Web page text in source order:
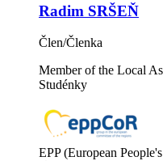
Radim SRŠEŇ
Člen/Členka
Member of the Local
Studénky
EPP (European